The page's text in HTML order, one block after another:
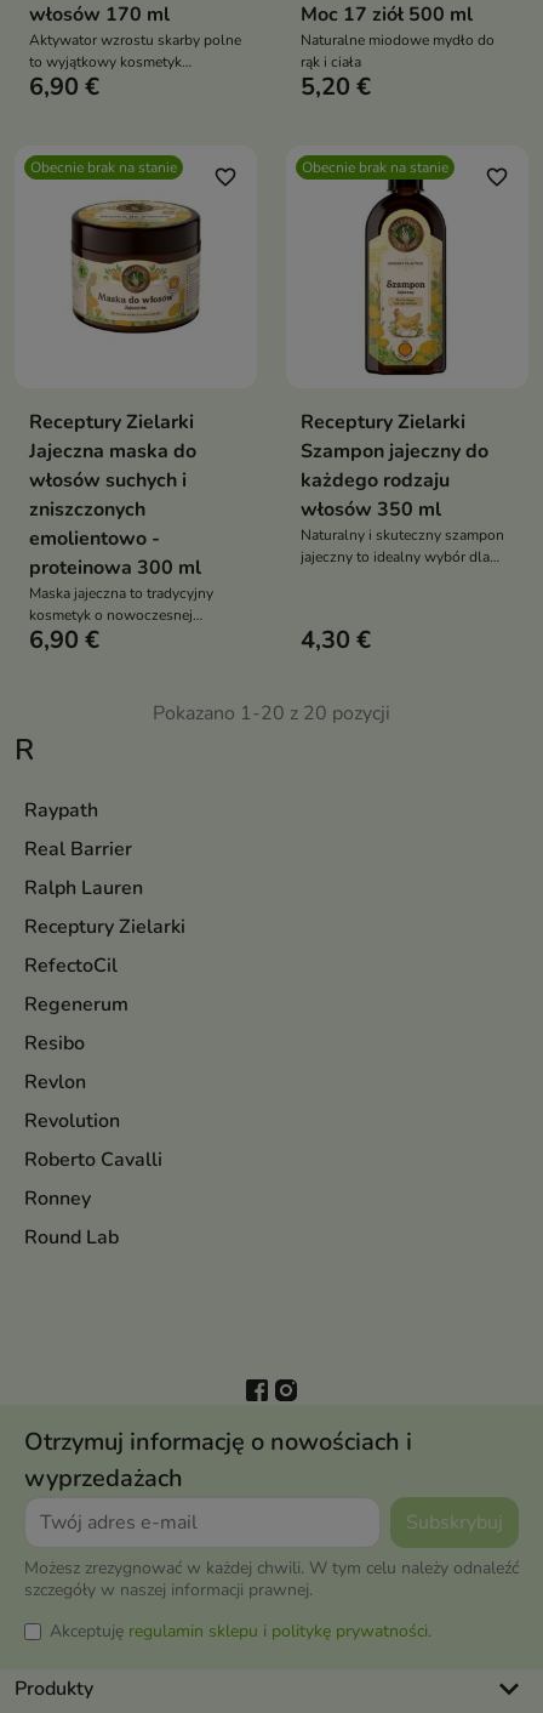
R
Raypath
Real Barrier
Ralph Lauren
Receptury Zielarki
RefectoCil
Regenerum
Resibo
Revlon
Revolution
Roberto Cavalli
Ronney
Round Lab
włosów 170 ml
Aktywator wzrostu skarby polne
to wyjątkowy kosmetyk
stworzony z myślą o
wsparcia
6,90 €
Moc 17 ziół 500 ml
Naturalne miodowe mydło do
rąk i ciała
5,20 €
Obecnie brak na stanie favorite_border
Receptury Zielarki
Jajeczna maska do
włosów suchych i
zniszczonych
emolientowo -
proteinowa 300 ml
Maska jajeczna to tradycyjny
kosmetyk o nowoczesnej
formule, stworzony z myślą o
6,90 €
Obecnie brak na stanie favorite_border
Receptury Zielarki
Szampon jajeczny do
każdego rodzaju
włosów 350 ml
Naturalny i skuteczny szampon
jajeczny to idealny wybór dla
4,30 €
Pokazano 1-20 z 20 pozycji
Otrzymuj informację o nowościach i
wyprzedażach
Możesz zrezygnować w każdej chwili. W tym celu należy odnaleźć
szczegóły w naszej informacji prawnej.
Akceptuję regulamin sklepu i politykę prywatności.
Produkty keyboard_arrow_down